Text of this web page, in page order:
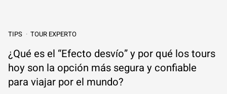
TIPS TOUR EXPERTO
¿Qué es el “Efecto desvío” y por qué los tours
hoy son la opción más segura y confiable
para viajar por el mundo?